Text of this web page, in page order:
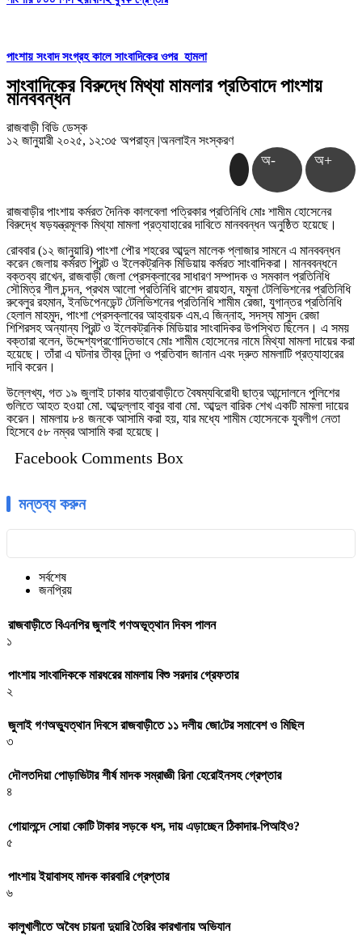
পাংশায় সংবাদ সংগ্রহ কালে সাংবাদিকের ওপর হামলা
সাংবাদিকের বিরুদ্ধে মিথ্যা মামলার প্রতিবাদে পাংশায়
মানববন্ধন
রাজবাড়ী বিডি ডেস্ক
১২ জানুয়ারী ২০২৫, ১২:৩৫ অপরাহ্ন |অনলাইন সংস্করণ
অ- অ+
রাজবাড়ীর পাংশায় কর্মরত দৈনিক কালবেলা পত্রিকার প্রতিনিধি মোঃ শামীম হোসেনের
বিরুদ্ধে ষড়যন্ত্রমূলক মিথ্যা মামলা প্রত্যাহারের দাবিতে মানববন্ধন অনুষ্ঠিত হয়েছে।
রোববার (১২ জানুয়ারি) পাংশা পৌর শহরের আব্দুল মালেক প্লাজার সামনে এ মানববন্ধন
করেন জেলায় কর্মরত প্রিন্ট ও ইলেকট্রনিক মিডিয়ায় কর্মরত সাংবাদিকরা। মানববন্ধনে
বক্তব্য রাখেন, রাজবাড়ী জেলা প্রেসক্লাবের সাধারণ সম্পাদক ও সমকাল প্রতিনিধি
সৌমিত্র শীল চন্দন, প্রথম আলো প্রতিনিধি রাশেদ রায়হান, যমুনা টেলিভিশনের প্রতিনিধি
রুবেলুর রহমান, ইনডিপেনডেন্ট টেলিভিশনের প্রতিনিধি শামীম রেজা, যুগান্তর প্রতিনিধি
হেলাল মাহমুদ, পাংশা প্রেসক্লাবের আহ্বায়ক এম.এ জিন্নাহ, সদস্য মাসুদ রেজা
শিশিরসহ অন্যান্য প্রিন্ট ও ইলেকট্রনিক মিডিয়ার সাংবাদিকর উপস্থিত ছিলেন। এ সময়
বক্তারা বলেন, উদ্দেশ্যপ্রণোদিতভাবে মোঃ শামীম হোসেনের নামে মিথ্যা মামলা দায়ের করা
হয়েছে। তাঁরা এ ঘটনার তীব্র নিন্দা ও প্রতিবাদ জানান এবং দ্রুত মামলাটি প্রত্যাহারের
দাবি করেন।
উল্লেখ্য, গত ১৯ জুলাই ঢাকার যাত্রাবাড়ীতে বৈষম্যবিরোধী ছাত্র আন্দোলনে পুলিশের
গুলিতে আহত হওয়া মো. আব্দুল্লাহ বাবুর বাবা মো. আব্দুল বারিক শেখ একটি মামলা দায়ের
করেন। মামলায় ৮৪ জনকে আসামি করা হয়, যার মধ্যে শামীম হোসেনকে যুবলীগ নেতা
হিসেবে ৫৮ নম্বর আসামি করা হয়েছে।
Facebook Comments Box
মন্তব্য করুন
সর্বশেষ
জনপ্রিয়
রাজবাড়ীতে বিএন‌পির জুলাই গণঅভূত্থান দিবস পালন
১
পাংশায় সাংবাদিককে মারধরের মামলায় বিশু সরদার গ্রেফতার
২
জুলাই গণঅভ্যুত্থান দিবসে রাজবাড়ীতে ১১ দলীয় জো‌টের সমাবেশ ও মি‌ছিল
৩
দৌলতদিয়া পোড়াভিটার শীর্ষ মাদক সম্রাজ্ঞী রিনা হেরোইনসহ গ্রেপ্তার
৪
গোয়ালন্দে সোয়া কোটি টাকার সড়কে ধস, দায় এড়াচ্ছেন ঠিকাদার-পিআইও?
৫
পাংশায় ইয়াবাসহ মাদক কারবারি গ্রেপ্তার
৬
কালুখালীতে অবৈধ চায়না দুয়ারি তৈরির কারখানায় অভিযান